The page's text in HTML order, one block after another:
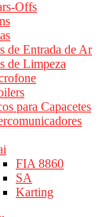
Offs
de Entrada de Ar
de Limpeza
para Capacetes
FIA 8860
SA
Karting